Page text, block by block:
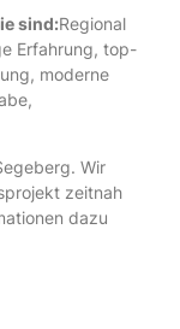
sind:Regional
Erfahrung, top-
moderne
Wir
zeitnah
dazu